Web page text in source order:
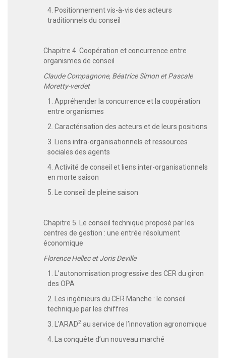
4. Positionnement vis-à-vis des acteurs
traditionnels du conseil
Chapitre 4. Coopération et concurrence entre
organismes de conseil
Claude Compagnone, Béatrice Simon et Pascale
Moretty-verdet
1. Appréhender la concurrence et la coopération
entre organismes
2. Caractérisation des acteurs et de leurs positions
3. Liens intra-organisationnels et ressources
sociales des agents
4. Activité de conseil et liens inter-organisationnels
en morte saison
5. Le conseil de pleine saison
Chapitre 5. Le conseil technique proposé par les
centres de gestion : une entrée résolument
économique
Florence Hellec et Joris Deville
1. L’autonomisation progressive des CER du giron
des OPA
2. Les ingénieurs du CER Manche : le conseil
technique par les chiffres
3. L’ARAD2 au service de l’innovation agronomique
4. La conquête d’un nouveau marché